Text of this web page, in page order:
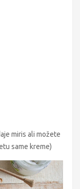
miris ali možete
same kreme)